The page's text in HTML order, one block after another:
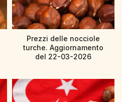
Prezzi delle nocciole
turche. Aggiornamento
del 22-03-2026